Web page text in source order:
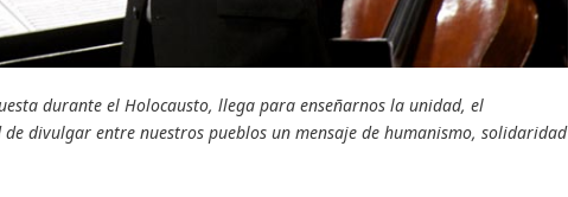
durante el Holocausto, llega para enseñarnos la unidad, el
divulgar entre nuestros pueblos un mensaje de humanismo, solidaridad